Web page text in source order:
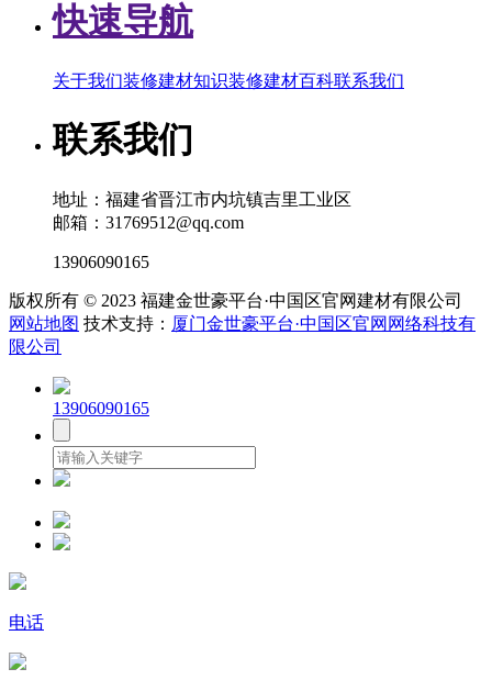
快速导航
关于我们装修建材知识装修建材百科联系我们
联系我们
地址：福建省晋江市内坑镇吉里工业区
邮箱：31769512@qq.com
13906090165
版权所有 © 2023 福建金世豪平台·中国区官网建材有限公司
网站地图 技术支持： 厦门金世豪平台·中国区官网网络科技有
限公司
13906090165
电话